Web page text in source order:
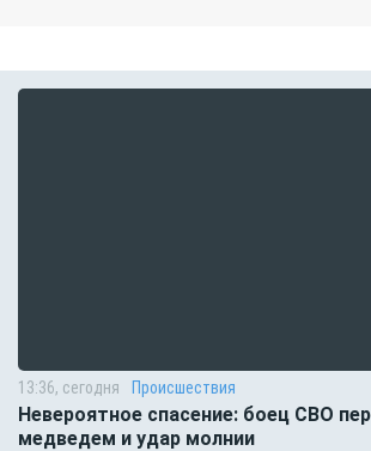
13:36, сегодня Происшествия
Невероятное спасение: боец СВО
медведем и удар молнии